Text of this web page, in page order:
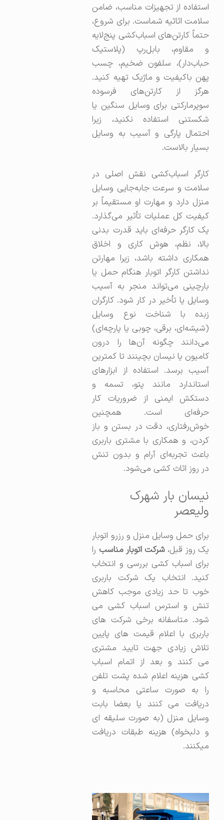
استفاده از تجهیزات مناسب، ضامن
سلامت اثاثیه شماست. برای شروع،
حتماً کارتن‌های اسباب‌کشی پنج‌لایه
و مقاوم، بابل‌رپ (پلاستیک
حباب‌دار)، سلفون ضخیم، چسب
پهن باکیفیت و ماژیک تهیه کنید.
هرگز از کارتن‌های فرسوده
سوپرمارکتی برای وسایل سنگین یا
شکستنی استفاده نکنید، زیرا
احتمال پارگی و آسیب به وسایل
بسیار بالاست.
کارگر اسباب‌کشی نقش اصلی در
سلامت و سرعت جابه‌جایی وسایل
منزل دارد و مهارت او مستقیماً بر
کیفیت کل عملیات تأثیر می‌گذارد.
یک کارگر حرفه‌ای باید قدرت بدنی
بالا، نظم، هوش کاری و اخلاق
همکاری داشته باشد، زیرا مهارتن
نداشتن کارگر اتوبار هنگام حمل یا
بارچینی می‌تواند منجر به آسیب
وسایل یا تأخیر در کار شود. کارگران
زبده با شناخت نوع وسایل
(شیشه‌ای، برقی، چوبی یا پارچه‌ای)
می‌دانند چگونه آن‌ها را درون
کامیون یا نیسان بچینند تا کمترین
آسیب برسد. استفاده از ابزارهای
استاندارد مانند پتو، تسمه و
دستکش ایمنی از ضروریات کار
حرفه‌ای است. همچنین
خوش‌رفتاری، دقت در بستن و باز
کردن، و همکاری با مشتری باربری
باعث تجربه‌ای آرام و بدون تنش
در روز اثاث کشی می‌شود.
نیسان بار شهرک
ولیعصر
برای حمل وسایل منزل و رزرو اتوبار
یک روز قبل،شرکت اتوبار مناسبرا
برای اسباب کشی بررسی و انتخاب
کنید. انتخاب یک شرکت باربری
خوب تا حد زیادی موجب کاهش
تنش و استرس اسباب کشی می
شود. متاسفانه برخی شرکت های
باربری با اعلام قیمت های پایین
تلاش زیادی جهت تایید مشتری
می کنند و بعد از اتمام اسباب
کشی هزینه اعلام شده پشت تلفن
را به صورت ساعتی محاسبه و
دریافت می کنند یا بعضا بابت
وسایل منزل (به صورت سلیقه ای
و دلبخواه) هزینه طبقات دریافت
میکنند.